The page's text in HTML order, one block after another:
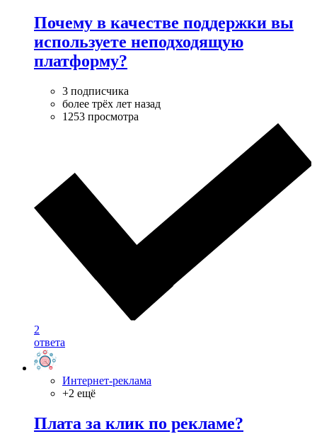
Почему в качестве поддержки вы
используете неподходящую
платформу?
3 подписчика
более трёх лет назад
1253 просмотра
2
ответа
Интернет-реклама
+2 ещё
Плата за клик по рекламе?